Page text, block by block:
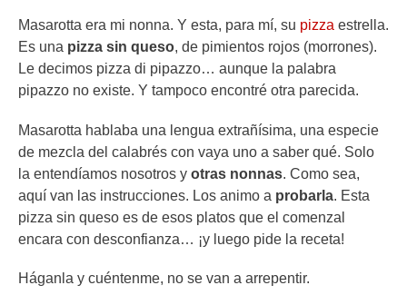
Masarotta era mi nonna. Y esta, para mí, su pizza estrella.
Es una pizza sin queso, de pimientos rojos (morrones).
Le decimos pizza di pipazzo… aunque la palabra
pipazzo no existe. Y tampoco encontré otra parecida.
Masarotta hablaba una lengua extrañísima, una especie
de mezcla del calabrés con vaya uno a saber qué. Solo
la entendíamos nosotros y otras nonnas. Como sea,
aquí van las instrucciones. Los animo a probarla. Esta
pizza sin queso es de esos platos que el comenzal
encara con desconfianza… ¡y luego pide la receta!
Háganla y cuéntenme, no se van a arrepentir.